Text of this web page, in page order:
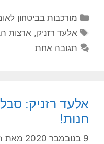
קטגוריות
מורכבות בביטחון
תגיות
אלעד רזניק, ארצות
תגובה אחת
אלעד רזניק:
חנות!
9 בנובמבר 2020 מאת